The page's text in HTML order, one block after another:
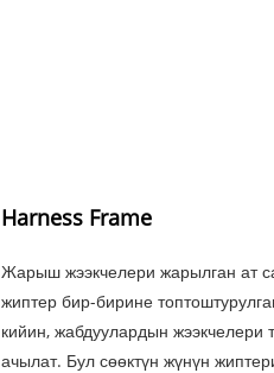
Harness Frame
Жарыш жээкчелери жарылган ат
жиптер бир-бирине
кийин, жабдуулардын
ачылат. Бул сөөктүн жүнүн